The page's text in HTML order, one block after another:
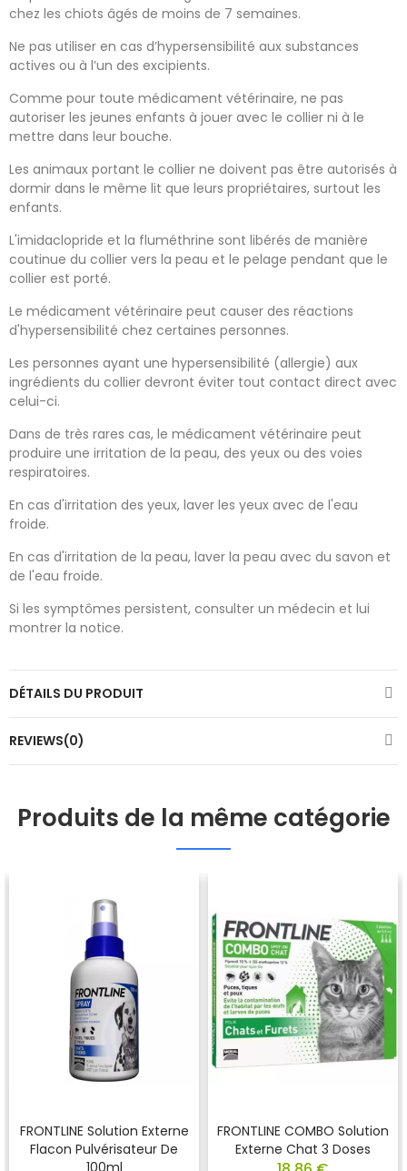
chez les chiots âgés de moins de 7 semaines.
Ne pas utiliser en cas d’hypersensibilité aux substances
actives ou à l’un des excipients.
Comme pour toute médicament vétérinaire, ne pas
autoriser les jeunes enfants à jouer avec le collier ni à le
mettre dans leur bouche.
Les animaux portant le collier ne doivent pas être autorisés à
dormir dans le même lit que leurs propriétaires, surtout les
enfants.
L'imidaclopride et la fluméthrine sont libérés de manière
coutinue du collier vers la peau et le pelage pendant que le
collier est porté.
Le médicament vétérinaire peut causer des réactions
d'hypersensibilité chez certaines personnes.
Les personnes ayant une hypersensibilité (allergie) aux
ingrédients du collier devront éviter tout contact direct avec
celui-ci.
Dans de très rares cas, le médicament vétérinaire peut
produire une irritation de la peau, des yeux ou des voies
respiratoires.
En cas d'irritation des yeux, laver les yeux avec de l'eau
froide.
En cas d'irritation de la peau, laver la peau avec du savon et
de l'eau froide.
Si les symptômes persistent, consulter un médecin et lui
montrer la notice.
DÉTAILS DU PRODUIT
REVIEWS(0)
Produits de la même catégorie
FRONTLINE Solution Externe
Flacon Pulvérisateur De
FRONTLINE COMBO Solution
Externe Chat 3 Doses